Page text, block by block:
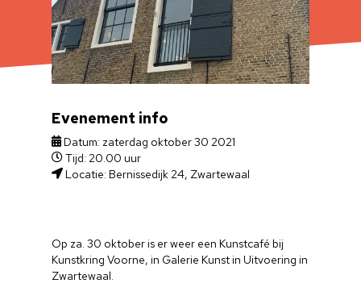
Op za. 30 oktober is er weer een Kunstcafé bij
Kunstkring Voorne, in Galerie Kunst in Uitvoering in
Zwartewaal.
Evenement info
Datum: zaterdag oktober 30 2021
Tijd: 20.00 uur
Locatie: Bernissedijk 24, Zwartewaal